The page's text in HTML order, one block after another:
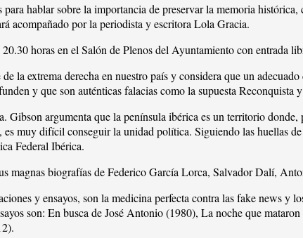
hablar sobre la importancia de preservar la memoria
acompañado por la periodista y escritora Lola Gracia.
horas en el Salón de Plenos del Ayuntamiento con entrada
la extrema derecha en nuestro país y considera que un
y que son auténticas falacias como la supuesta Reconquista
argumenta que la península ibérica es un territorio donde,
muy difícil conseguir la unidad política. Siguiendo las huellas
Federal Ibérica.
magnas biografías de Federico García Lorca, Salvador Dalí,
y ensayos, son la medicina perfecta contra las fake news y
son: En busca de José Antonio (1980), La noche que